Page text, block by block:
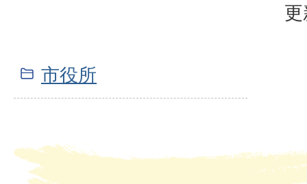
市役所